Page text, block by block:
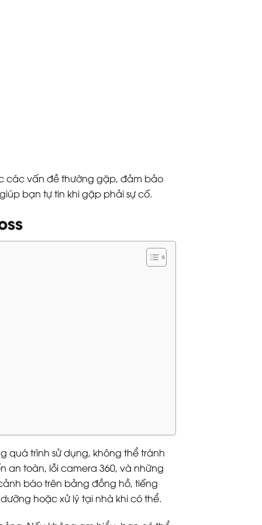
các vấn đề thường gặp, đảm bảo
bạn tự tin khi gặp phải sự cố.
quá trình sử dụng, không thể tránh
an toàn, lỗi camera 360, và những
báo trên bảng đồng hồ, tiếng
hoặc xử lý tại nhà khi có thể.